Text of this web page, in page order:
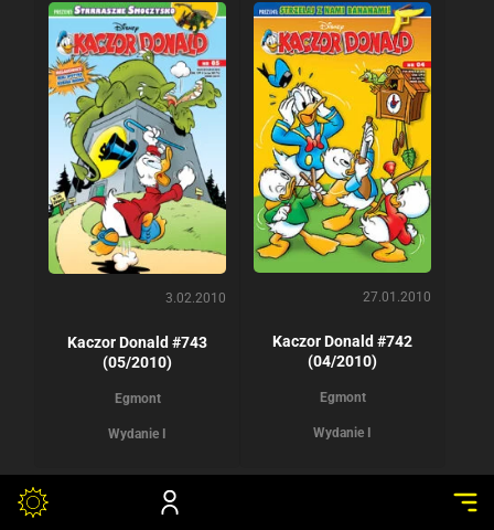
3.02.2010
Kaczor Donald #743
(05/2010)
Egmont
Wydanie I
27.01.2010
Kaczor Donald #742
(04/2010)
Egmont
Wydanie I